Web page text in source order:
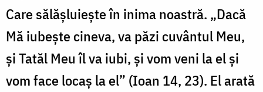
Care sălăşluieşte în inima noastră. „Dacă
Mă iubeşte cineva, va păzi cuvântul Meu,
şi Tatăl Meu îl va iubi, şi vom veni la el şi
vom face locaş la el” (Ioan 14, 23). El arată